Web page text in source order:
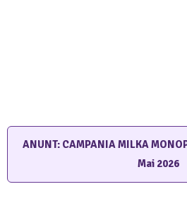
ANUNT: CAMPANIA MILKA
Mai 2026